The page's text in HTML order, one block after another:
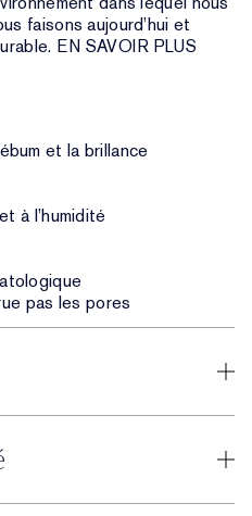
faisons aujourd’hui et
EN SAVOIR PLUS
et la brillance
à l’humidité
pas les pores